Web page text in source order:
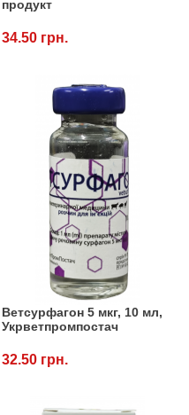
продукт
34.50 грн.
Ветсурфагон 5 мкг, 10 мл,
Укрветпромпостач
32.50 грн.